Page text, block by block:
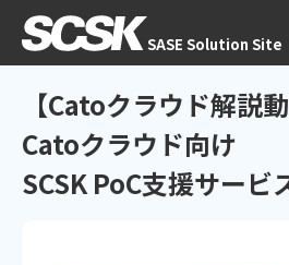
SASE Solution Site
【Catoクラウド解説
Catoクラウド向け
SCSK PoC支援サービ